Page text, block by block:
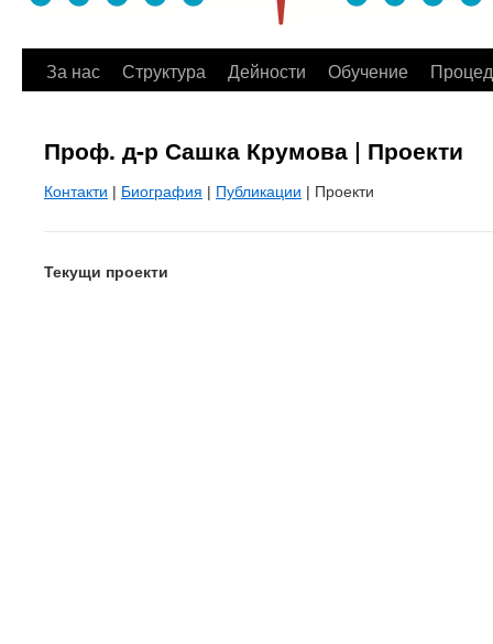
За нас Структура Дейности Обучение
Проф. д-р Сашка Крумова | Проекти
Контакти | Биография | Публикации | Проекти
Текущи проекти